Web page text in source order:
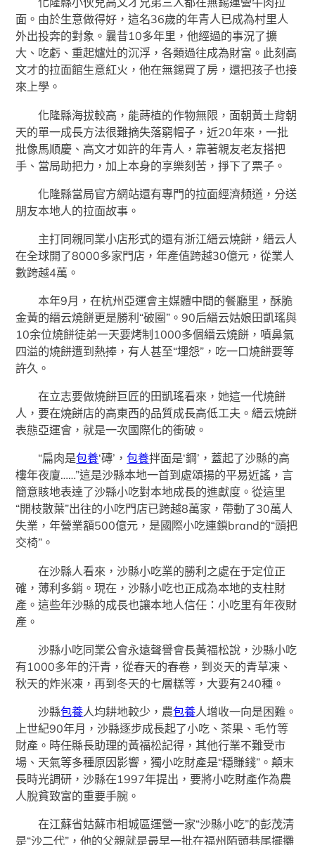
面。由於生意做得好，這名36歲的年青人已成為村里人
外出投奔的對象。曩昔10多年里，他經過的事況了擴
大、吃虧、重起爐灶的沉浮，各類過往成為財富。此刻高
文才的拉面館生意紅火，他在無錫買了房，還把孩子也接
來上學。
化隆縣海拔較高，能蒔植的作物無限，面朝黃土背朝
天的單一成長方法很難摘失落窮帽子，近20年來，一批
批像馬順慶、高文才如許的年青人，靠著親友老友搭把
手、當局助把力，加上本身的享樂刻苦，掙下了票子。
化隆縣當局官方網站還有專門的拉面經濟頻道，分送
朋友本地人的拉面故事。
主打同親同業小店形式的還有浙江縉云燒餅，縉云人
在全球開了8000多家門店，年產值跨越30億元，從業人
數跨越4萬。
本年9月，在杭州亞運會主媒體中間的餐廳里，酥脆
金黃的縉云燒餅更是勝利“破圈”。90后縉云姑娘田凱瑤與
10余位燒餅徒弟一天要烤制1000多個縉云燒餅，噴鼻氣
四溢的燒餅遭到熱捧，有人甚至“埋怨”，吃一口燒餅要等
許久。
在立志要做燒餅巨匠的田凱瑤看來，她這一代燒餅
人，要在燒餅店的高東西的品質成長高低工夫。縉云燒餅
表態亞運會，就是一次國際化的衝破。
“扁肉是包養‘磚’，包養拌面是‘鋼’，蓋起了沙縣的高
樓年夜廈……”這是沙縣本地一首到處頌揚的平易近謠，言
簡意賅地表達了沙縣小吃對本地成長的進獻度。從這里
“開枝散葉”出往的小吃門店已跨越8萬家，帶動了30萬人
失業，年營業額500億元，是國際小吃連鎖brand的“頭把
交椅”。
在沙縣人看來，沙縣小吃業的勝利之處在于定位正
確，薄利多銷。現在，沙縣小吃也正成為本地的支柱財
產。這些年沙縣的成長也讓本地人信任：小吃里有年夜財
產。
沙縣小吃同業公會永遠聲譽會長黃福松說，沙縣小吃
有1000多年的汗青，從春天的春卷，到炎天的青草凍、
秋天的炸米凍，再到冬天的七層糕等，大要有240種。
沙縣包養人均耕地較少，農包養人增收一向是困難。
上世紀90年月，沙縣逐步成長起了小吃、茶果、毛竹等
財產。時任縣長助理的黃福松記得，其他行業不難受市
場、天氣等多種原因影響，獨小吃財產是“穩賺錢”。顛末
長時光調研，沙縣在1997年提出，要將小吃財產作為農
人脫貧致富的重要手腕。
在江蘇省姑蘇市相城區運營一家“沙縣小吃”的彭茂清
是“沙二代”，他的父親就是最早一批在福州陌頭巷尾擺攤